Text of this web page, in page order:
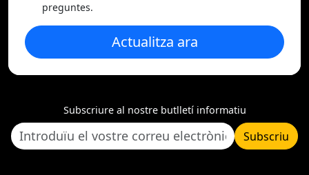
preguntes.
Actualitza ara
Subscriure al nostre butlletí informatiu
Subscriu